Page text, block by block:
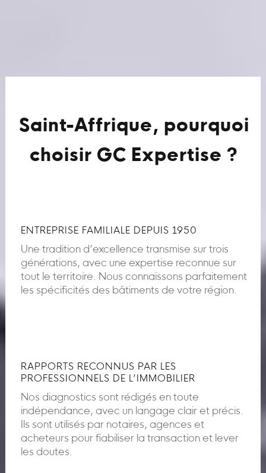
Saint-Affrique, pourquoi
choisir GC Expertise ?
ENTREPRISE FAMILIALE DEPUIS 1950
Une tradition d’excellence transmise sur trois
générations, avec une expertise reconnue sur
tout le territoire. Nous connaissons parfaitement
les spécificités des bâtiments de votre région.
RAPPORTS RECONNUS PAR LES
PROFESSIONNELS DE L’IMMOBILIER
Nos diagnostics sont rédigés en toute
indépendance, avec un langage clair et précis.
Ils sont utilisés par notaires, agences et
acheteurs pour fiabiliser la transaction et lever
les doutes.